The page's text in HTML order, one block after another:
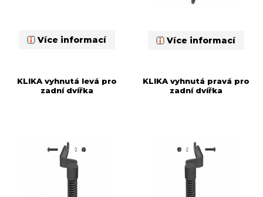
Více informací Více informací
KLIKA vyhnutá levá pro
zadní dvířka
KLIKA vyhnutá pravá pro
zadní dvířka